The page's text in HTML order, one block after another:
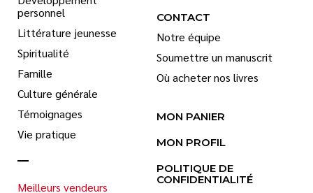
personnel
Littérature jeunesse
Spiritualité
Famille
Culture générale
Témoignages
Vie pratique
Meilleurs vendeurs
CONTACT
Notre équipe
Soumettre un manuscrit
Où acheter nos livres
MON PANIER
MON PROFIL
POLITIQUE DE
CONFIDENTIALITÉ